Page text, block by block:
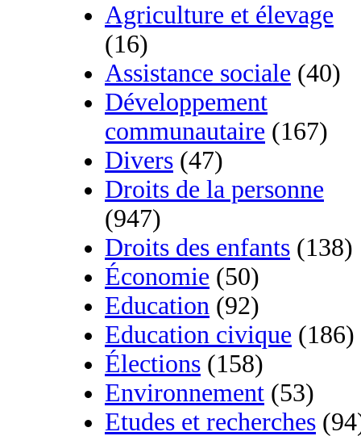
Agriculture et élevage
(16)
Assistance sociale (40)
Développement
communautaire (167)
Divers (47)
Droits de la personne
(947)
Droits des enfants (138)
Économie (50)
Education (92)
Education civique (186)
Élections (158)
Environnement (53)
Etudes et recherches